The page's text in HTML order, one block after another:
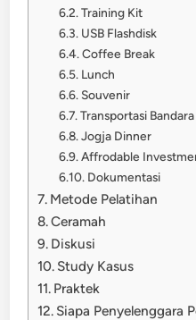
Training Kit
USB Flashdisk
Coffee Break
Lunch
Souvenir
Transportasi Bandara
Jogja Dinner
Affrodable
Dokumentasi
Metode Pelatihan
Ceramah
Diskusi
Study Kasus
Praktek
Siapa Penyelenggara